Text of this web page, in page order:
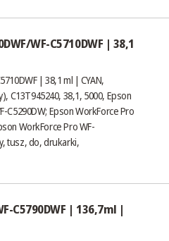
WF-C5710DWF | 38,1
| 38,1 ml | CYAN,
C13T945240, 38,1, 5000, Epson
C5290DW; Epson WorkForce Pro
WorkForce Pro WF-
tusz, do, drukarki,
C5790DWF | 136,7ml |